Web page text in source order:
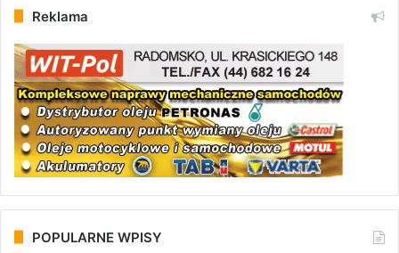
Reklama
POPULARNE WPISY